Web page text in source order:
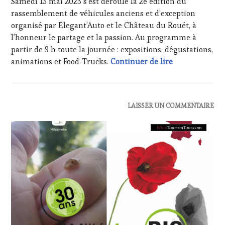
INVITATIONS
DÉGUSTATIONS,
WINE
TASTING,
MÉDIAS,
OENOTOURISME
PARTENAIRES
VIN
TOURISME,
PRODUCTEURS
TERROIR,
RESTAURATEUR,
CHEF,
CUISINIER,
ŒNOLOGUE,
2023
rassemblement de véhicules anciens et d’exception
organisé par Elegant’Auto et le Château du Rouët, à
l’honneur le partage et la passion. Au programme à
partir de 9 h toute la journée : expositions, dégustations,
animations et Food-Trucks.Continuer de lireVoiture de
:
WINE
TASTING
VOUCHER,
CÔTES-
DE-
PROVENCE,
DOMAINE
VITICOLE,
ADHÉRENT,
LAISSER UN COMMENTAIRE